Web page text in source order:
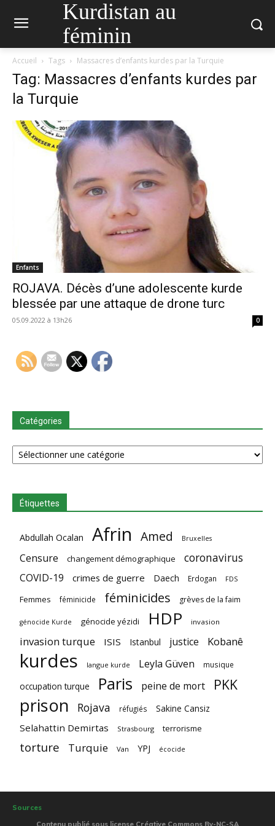
Kurdistan au
féminin
Accueil Tags Massacres d’enfants kurdes par la Turquie
Tag: Massacres d’enfants kurdes par
la Turquie
Enfants
ROJAVA. Décès d’une adolescente kurde
blessée par une attaque de drone turc
05.09.2022 à 13h26 0
Catégories
Catégories
Étiquettes
Abdullah Ocalan Afrin Amed Bruxelles
Censure changement démographique coronavirus
COVID-19 crimes de guerre Daech Erdogan FDS
Femmes féminicide féminicides grèves de la faim
génocide Kurde génocide yézidi HDP invasion
invasion turque ISIS Istanbul justice Kobanê
kurdes langue kurde Leyla Güven musique
occupation turque Paris peine de mort PKK
prison Rojava réfugiés Sakine Cansiz
Selahattin Demirtas Strasbourg terrorisme
torture Turquie Van YPJ écocide
Sources
Contenu publié sous license Créative Commons By-NC-SA